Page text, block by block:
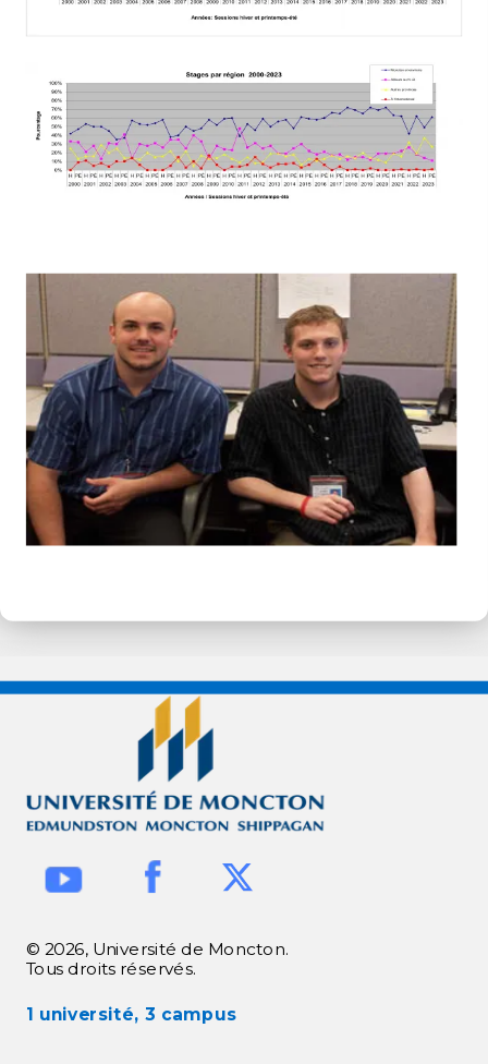
1 université, 3 campus
© 2026, Université de Moncton.
Tous droits réservés.